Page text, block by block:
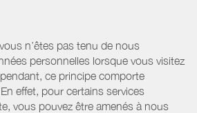
n’êtes pas tenu de nous
personnelles lorsque vous visitez
ce principe comporte
effet, pour certains services
vous pouvez être amenés à nous